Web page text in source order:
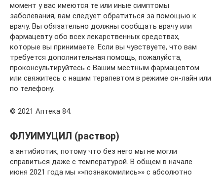
момент у вас имеются те или иные симптомы
заболевания, вам следует обратиться за помощью к
врачу. Вы обязательно должны сообщать врачу или
фармацевту обо всех лекарственных средствах,
которые вы принимаете. Если вы чувствуете, что вам
требуется дополнительная помощь, пожалуйста,
проконсультируйтесь с Вашим местным фармацевтом
или свяжитесь с нашим терапевтом в режиме он-лайн или
по телефону.
© 2021 Аптека 84.
ФЛУИМУЦИЛ (раствор)
а антибиотик, потому что без него мы не могли
справиться даже с температурой. В общем в начале
июня 2021 года мы «»познакомились»» с абсолютно